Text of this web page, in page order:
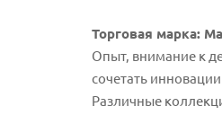
Торговая марка:
Опыт, внимание к
сочетать
Различные